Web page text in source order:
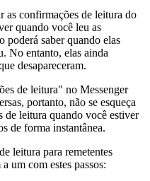
as confirmações de leitura do
quando você leu as
poderá saber quando elas
No entanto, elas ainda
desapareceram.
de leitura" no Messenger
portanto, não se esqueça
de leitura quando você estiver
de forma instantânea.
leitura para remetentes
um com estes passos: